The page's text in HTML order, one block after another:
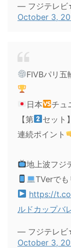
— フジテレビ
October 3,
FIVBパリ五
日本
チュ
【第
セット
連続ポイント
地上波フジ
TVerでも
https://
ルドカップバ
— フジテレビ
October 3,